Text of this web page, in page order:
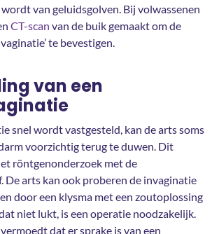
van geluidsgolven. Bij volwassenen
CT-scan van de buik gemaakt om de
te bevestigen.
van een
snel wordt vastgesteld, kan de arts soms
voorzichtig terug te duwen. Dit
röntgenonderzoek met de
arts kan ook proberen de invaginatie
door een klysma met een zoutoplossing
niet lukt, is een operatie noodzakelijk.
dat er sprake is van een